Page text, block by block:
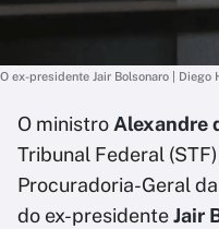
O ex-presidente Jair Bolsonaro | Diego
O ministro Alexandre
Tribunal Federal
Procuradoria-Geral
do ex-presidenteJair